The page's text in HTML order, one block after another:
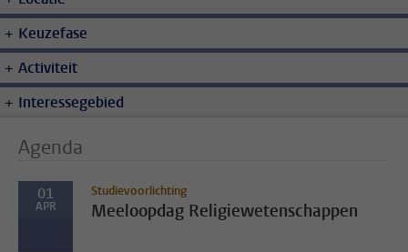
Keuzefase
Activiteit
Interessegebied
Agenda
01
APR
Studievoorlichting
Meeloopdag Religiewetenschappen